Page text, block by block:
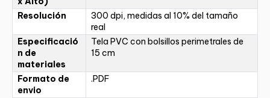
Resolución
300 dpi, medidas al 10% del tamaño
real
Especificació
n de
materiales
Tela PVC con bolsillos perimetrales de
15 cm
Formato de
envio
.PDF